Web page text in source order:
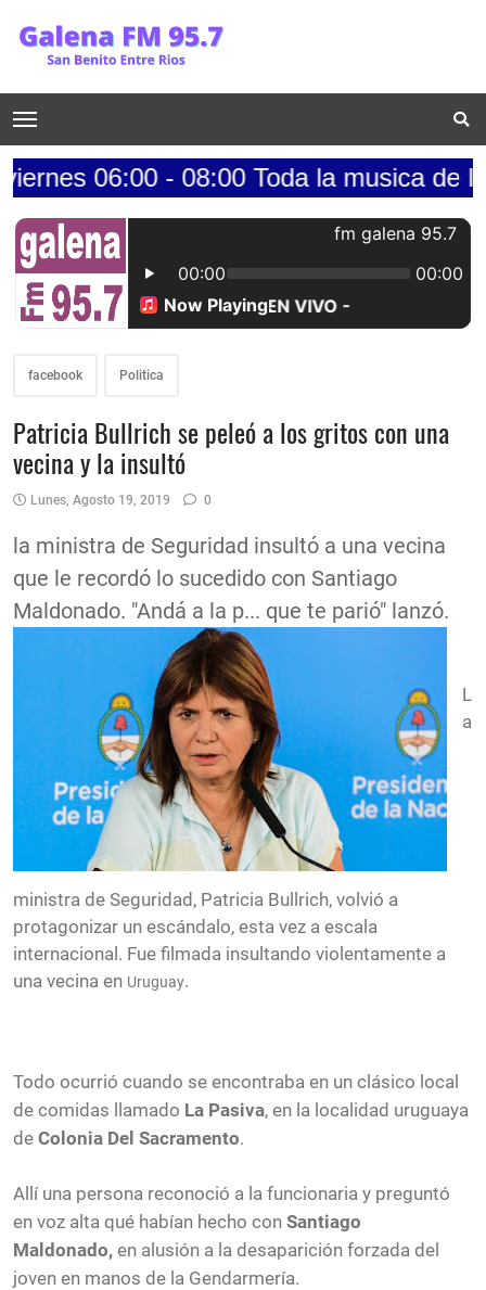
- 08:00 Toda la musica de los
facebook Politica
Patricia Bullrich se peleó a los gritos con una
vecina y la insultó
Lunes, Agosto 19, 2019 0
la ministra de Seguridad insultó a una vecina
que le recordó lo sucedido con Santiago
Maldonado. "Andá a la p... que te parió" lanzó.
L
a
ministra de Seguridad, Patricia Bullrich, volvió a
protagonizar un escándalo, esta vez a escala
internacional. Fue filmada insultando violentamente a
una vecina en Uruguay.
Todo ocurrió cuando se encontraba en un clásico local
de comidas llamado La Pasiva, en la localidad uruguaya
de Colonia Del Sacramento.
Allí una persona reconoció a la funcionaria y preguntó
en voz alta qué habían hecho con Santiago
Maldonado, en alusión a la desaparición forzada del
joven en manos de la Gendarmería.